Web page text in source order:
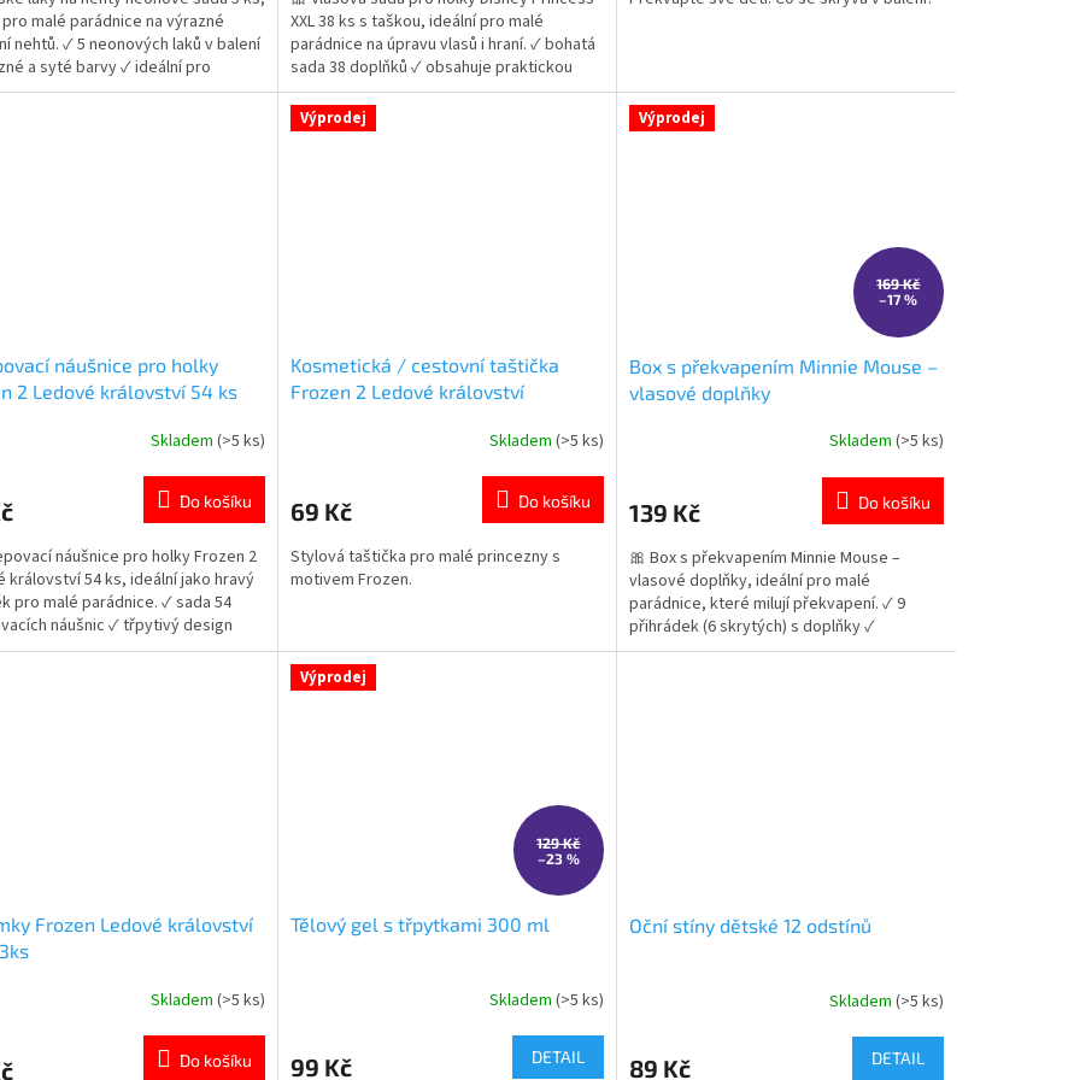
malé parádnice na výrazné
nehtů. ✓ 5 neonových laků v balení
a syté barvy ✓ ideální pro
design 👉 Více produktů pro malé
5
hvězdiček.
XXL 38 ks s taškou, ideální pro malé
parádnice na úpravu vlasů i hraní. ✓ bohatá
sada 38 doplňků ✓ obsahuje praktickou
tašku na zip ✓ krásný design Disney
princezen 👉 Více produktů s motivem
princezen
náušnice pro holky
2 Ledové království 54 ks
Skladem (>5 ks)
Do košíku
náušnice pro holky Frozen 2
království 54 ks, ideální jako hravý
pro malé parádnice. ✓ sada 54
náušnic ✓ třpytivý design
(Elsa, Anna) ✓ snadné použití bez
Výprodej
Kosmetická / cestovní taštička
Frozen 2 Ledové království
je
z
5
Skladem (>5 ks)
69 Kč Do košíku
Stylová taštička pro malé princezny s
motivem Frozen.
Výprodej
169 Kč
–17 %
Box s překvapením Minnie Mouse –
vlasové doplňky
je
z
5
hvězdiček.
Skladem (>5 ks)
139 Kč Do košíku
🎀 Box s překvapením Minnie Mouse –
vlasové doplňky, ideální pro malé
parádnice, které milují překvapení. ✓ 9
přihrádek (6 skrytých) s doplňky ✓
obsahuje gumičky, sponky i mašličky ✓
Frozen Ledové království
Skladem (>5 ks)
Do košíku
Výprodej
129 Kč
–23 %
Tělový gel s třpytkami 300 ml
je
Skladem (>5 ks)
99 Kč DETAIL
Oční stíny dětské 12 odstínů
Skladem (>5 ks)
89 Kč DETAIL